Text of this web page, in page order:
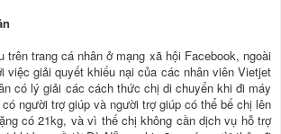
trên trang cá nhân ở mạng xã hội Facebook, ngoài
việc giải quyết khiếu nại của các nhân viên Vietjet
có lý giải các cách thức chị di chuyển khi đi máy
người trợ giúp và người trợ giúp có thể bế chị lên
có 21kg, và vì thế chị không cần dịch vụ hỗ trợ